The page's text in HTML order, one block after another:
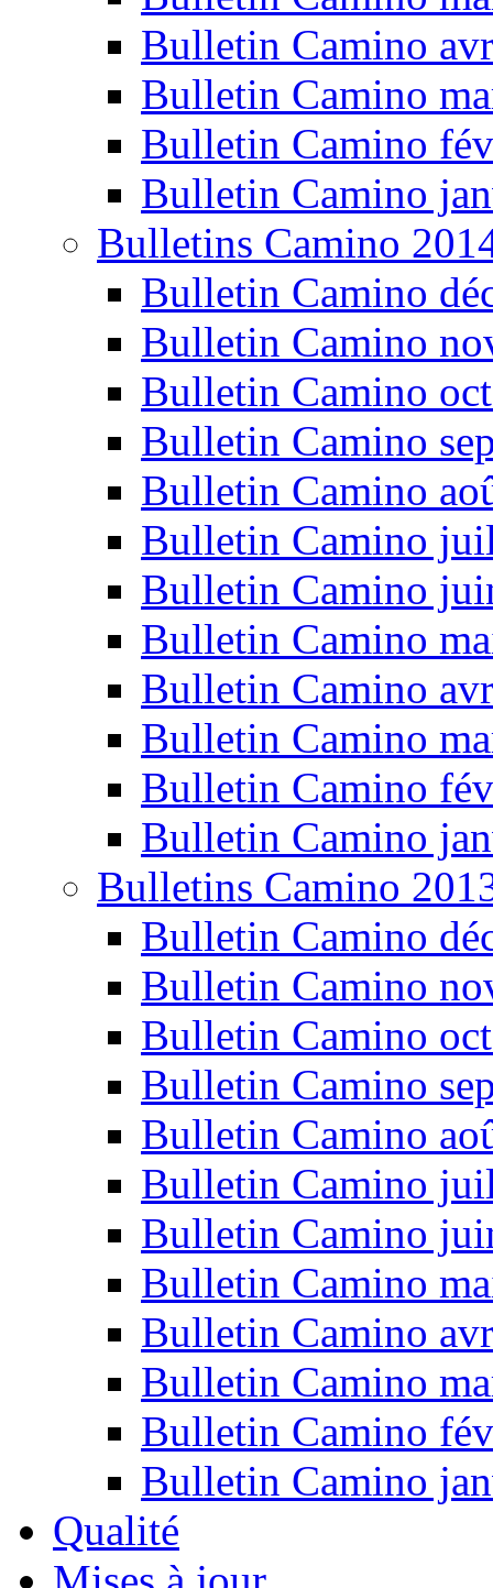
Bulletin Camino
Bulletin Camino
Bulletin Camino
Bulletin Camino
Bulletins Camino
Bulletin Camino
Bulletin Camino
Bulletin Camino
Bulletin Camino
Bulletin Camino
Bulletin Camino
Bulletin Camino
Bulletin Camino
Bulletin Camino
Bulletin Camino
Bulletin Camino
Bulletin Camino
Bulletins Camino
Bulletin Camino
Bulletin Camino
Bulletin Camino
Bulletin Camino
Bulletin Camino
Bulletin Camino
Bulletin Camino
Bulletin Camino
Bulletin Camino
Bulletin Camino
Bulletin Camino
Bulletin Camino
Qualité